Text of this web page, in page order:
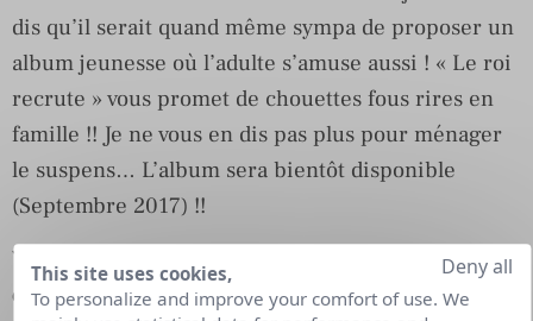
dis qu’il serait quand même sympa de proposer un
album jeunesse où l’adulte s’amuse aussi ! « Le roi
recrute » vous promet de chouettes fous rires en
famille !! Je ne vous en dis pas plus pour ménager
le suspens… L’album sera bientôt disponible
(Septembre 2017) !!
Vous créez le visuel pour les t-shirts, débardeurs
et sweats qui servent à financer le beau projet de
This site uses cookies,
To personalize and improve your comfort of use. We
Deny all